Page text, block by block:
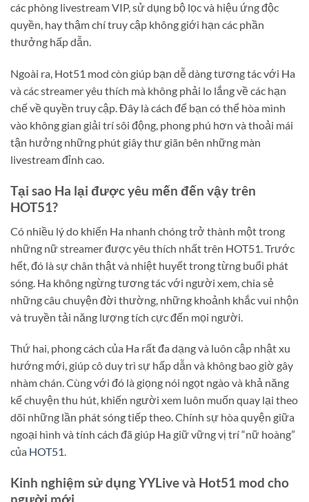
các phòng livestream VIP, sử dụng bộ lọc và hiệu ứng độc
quyền, hay thậm chí truy cập không giới hạn các phần
thưởng hấp dẫn.
Ngoài ra, Hot51 mod còn giúp bạn dễ dàng tương tác với Ha
và các streamer yêu thích mà không phải lo lắng về các hạn
chế về quyền truy cập. Đây là cách để bạn có thể hòa mình
vào không gian giải trí sôi động, phong phú hơn và thoải mái
tận hưởng những phút giây thư giãn bên những màn
livestream đỉnh cao.
Tại sao Ha lại được yêu mến đến vậy trên
HOT51?
Có nhiều lý do khiến Ha nhanh chóng trở thành một trong
những nữ streamer được yêu thích nhất trên HOT51. Trước
hết, đó là sự chân thật và nhiệt huyết trong từng buổi phát
sóng. Ha không ngừng tương tác với người xem, chia sẻ
những câu chuyện đời thường, những khoảnh khắc vui nhộn
và truyền tải năng lượng tích cực đến mọi người.
Thứ hai, phong cách của Ha rất đa dạng và luôn cập nhật xu
hướng mới, giúp cô duy trì sự hấp dẫn và không bao giờ gây
nhàm chán. Cùng với đó là giọng nói ngọt ngào và khả năng
kể chuyện thu hút, khiến người xem luôn muốn quay lại theo
dõi những lần phát sóng tiếp theo. Chính sự hòa quyện giữa
ngoại hình và tính cách đã giúp Ha giữ vững vị trí “nữ hoàng”
của HOT51.
Kinh nghiệm sử dụng YYLive và Hot51 mod cho